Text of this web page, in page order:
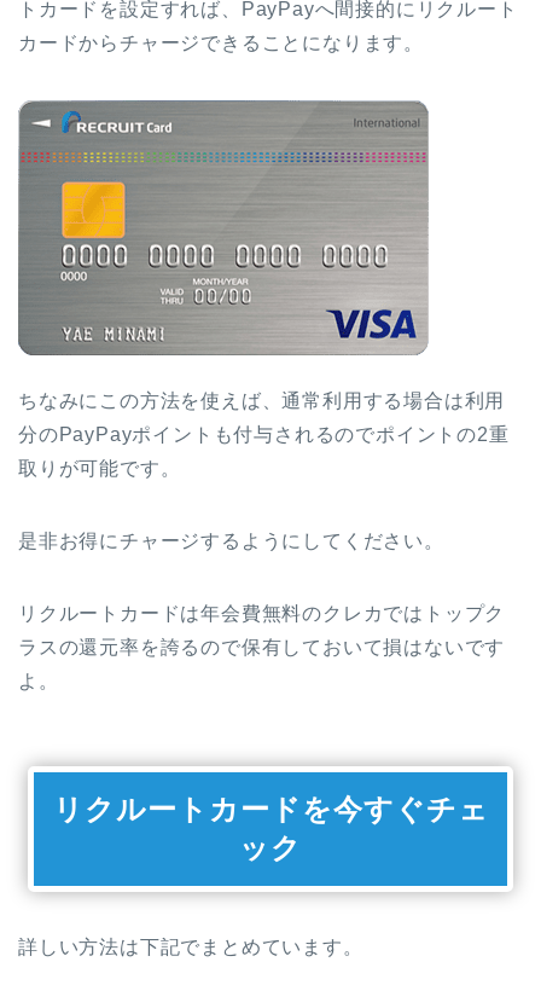
トカードを設定すれば、PayPayへ間接的にリクルート
カードからチャージできることになります。
ちなみにこの方法を使えば、通常利用する場合は利用
分のPayPayポイントも付与されるのでポイントの2重
取りが可能です。
是非お得にチャージするようにしてください。
リクルートカードは年会費無料のクレカではトップク
ラスの還元率を誇るので保有しておいて損はないです
よ。
リクルートカードを今すぐチェ
ック
詳しい方法は下記でまとめています。